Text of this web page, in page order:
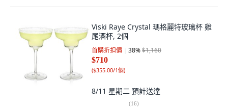
Viski Raye Crystal 瑪格麗特玻璃杯 雞
尾酒杯, 2個
首購折扣價 38%$1,160
$710
($355.00/1個)
8/11 星期二 預計送達
(16)